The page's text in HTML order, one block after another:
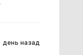
день назад